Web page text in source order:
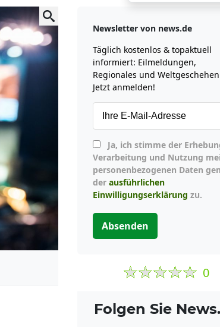
Newsletter von news.de
Täglich kostenlos & topaktuell
informiert: Eilmeldungen,
Regionales und
Jetzt anmelden!
Verarbeitung und Nutzung
personenbezogenen Daten
der ausführlichen
Einwilligungserklärung zu.
Absenden
0
Folgen Sie